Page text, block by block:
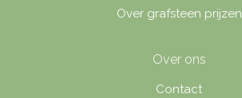
Over grafsteen prijzen
Over ons
Contact